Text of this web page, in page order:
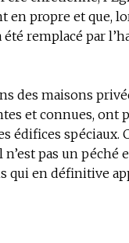
en propre et que,
remplacé par
des maisons
et connues, ont
édifices spéciaux.
pas un péché
qui en définitive